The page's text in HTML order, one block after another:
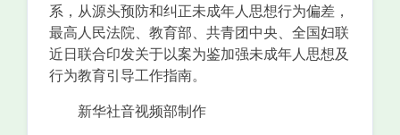
系，从源头预防和纠正未成年人思想行为偏差，
最高人民法院、教育部、共青团中央、全国妇联
近日联合印发关于以案为鉴加强未成年人思想及
行为教育引导工作指南。
新华社音视频部制作